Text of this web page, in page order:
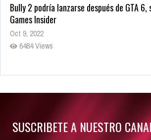
Bully 2 podría lanzarse después de GTA
Games Insider
Oct 9, 2022
6484 Views
Rumor: Se filtran los primeros detalles de
SUSCRIBETE A NUESTRO